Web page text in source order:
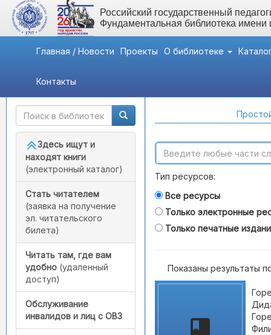
Российский государственный
Фундаментальная библиотека
Главная / Новости Проекты О библиотеке
Контакты
Быстрый доступ
Здесь ищут и
находят книги
(электронный каталог)
Стать читателем
(заявка на получение
эл. читательского
билета)
Читать там, где вам
удобно (удаленный
доступ)
Обслуживание
инвалидов и лиц с ОВЗ
Тип ресурсов:
Все ресурсы
Только электронные
Только печатные
Показаны результаты